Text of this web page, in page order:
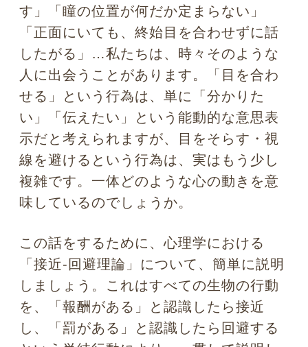
「接近‐回避理論」について、簡単に説明
しましょう。これはすべての生物の行動
を、「報酬がある」と認識したら接近
し、「罰がある」と認識したら回避する
という単純行動により、一貫して説明し
ようとするシンプルな考え方です。動物
を例にすると、エサがあれば近寄るし、
電気ショックがあれば逃げる…という単
純な行動理論ですね。しかし、人間とい
う生き物はもっと複雑です。なぜなら、
近くに来て話をしながらも(接近)、目だ
けはそらしたりする(回避)わけですか
ら。相容れない行動をミックスするのは
人間特有の心理だと思います。
では、接近しながらも回避するという行
動に潜んでいる心理は、何なのでしょう
か。精神分析学では、それは人間特有の
心の「葛藤」であると考えます。葛藤と
は、たとえば「この人と話をしたいけれ
ど、自分には魅力がない」という過剰な
自意識や、「あの人と仲良くなりたいか
ら、たとえ嘘でも良い所を見せたい」と